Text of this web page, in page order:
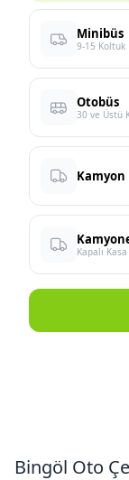
Minibüs
9-15 Koltuk
Otobüs
30 ve Üstü
Kamyon
Kapalı Kasa
Bingöl Oto